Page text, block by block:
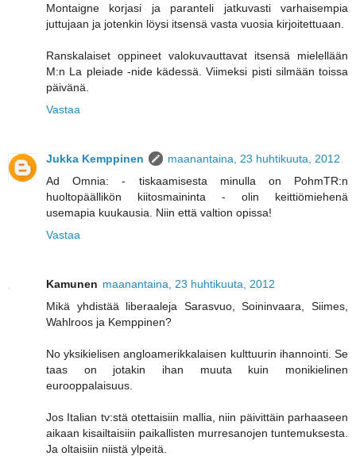
Montaigne korjasi ja paranteli jatkuvasti varhaisempia
juttujaan ja jotenkin löysi itsensä vasta vuosia kirjoitettuaan.
Ranskalaiset oppineet valokuvauttavat itsensä mielellään
M:n La pleiade -nide kädessä. Viimeksi pisti silmään toissa
päivänä.
Vastaa
Jukka Kemppinen
maanantaina, 23 huhtikuuta, 2012
Ad Omnia: - tiskaamisesta minulla on PohmTR:n
huoltopäällikön kiitosmaininta - olin keittiömiehenä
usemapia kuukausia. Niin että valtion opissa!
Vastaa
Kamunen maanantaina, 23 huhtikuuta, 2012
Mikä yhdistää liberaaleja Sarasvuo, Soininvaara, Siimes,
Wahlroos ja Kemppinen?
No yksikielisen angloamerikkalaisen kulttuurin ihannointi. Se
taas on jotakin ihan muuta kuin monikielinen
eurooppalaisuus.
Jos Italian tv:stä otettaisiin mallia, niin päivittäin parhaaseen
aikaan kisailtaisiin paikallisten murresanojen tuntemuksesta.
Ja oltaisiin niistä ylpeitä.